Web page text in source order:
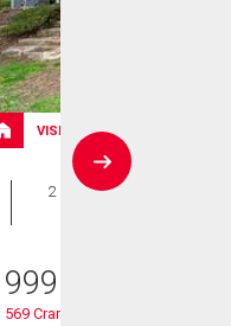
VISITE LIBRE
Maison
2 CAC , 1
999 000
569 Crane Court